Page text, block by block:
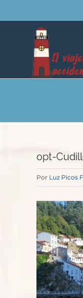
al
contenido
opt-
Por Luz Picos